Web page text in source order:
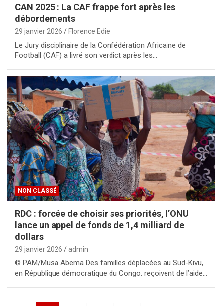
CAN 2025 : La CAF frappe fort après les
débordements
29 janvier 2026 Florence Edie
Le Jury disciplinaire de la Confédération Africaine de
Football (CAF) a livré son verdict après les…
NON CLASSÉ
RDC : forcée de choisir ses priorités, l’ONU
lance un appel de fonds de 1,4 milliard de
dollars
29 janvier 2026 admin
© PAM/Musa Abema Des familles déplacées au Sud-Kivu,
en République démocratique du Congo. reçoivent de l’aide…